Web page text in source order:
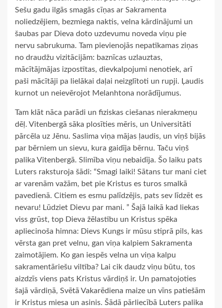
Sešu gadu ilgās smagās cīņas ar Sakramenta
noliedzējiem, bezmiega naktis, velna kārdinājumi un
šaubas par Dieva doto uzdevumu noveda viņu pie
nervu sabrukuma. Tam pievienojās nepatīkamas ziņas
no draudžu vizitācijām: baznīcas uzlauztas,
mācītājmājas izpostītas, dievkalpojumi nenotiek, arī
paši mācītāji pa lielākai daļai neizglītoti un rupji. Ļaudis
kurnot un neievērojot Melanhtona norādījumus.
Tam klāt nāca parādi un fiziskas ciešanas nierakmeņu
dēļ. Vitenbergā sāka plosīties mēris, un Universitāti
pārcēla uz Jēnu. Saslima viņa mājas ļaudis, un viņš bijās
par bērniem un sievu, kura gaidīja bērnu. Taču viņš
palika Vitenbergā. Slimība viņu nebaidīja. Šo laiku pats
Luters raksturoja šādi: “Smagi laiki! Sātans tur mani ciet
ar varenām važām, bet pie Kristus es turos smalkā
pavedienā. Citiem es esmu palīdzējis, pats sev līdzēt es
nevaru! Lūdziet Dievu par mani. ” Šajā laikā kad liekas
viss grūst, top Dieva žēlastību un Kristus spēka
apliecinoša himna: Dievs Kungs ir mūsu stiprā pils, kas
vērsta gan pret velnu, gan viņa kalpiem Sakramenta
zaimotājiem. Ko gan iespēs velna un viņa kalpu
sakramentāriešu viltība? Lai cik daudz viņu būtu, tos
aizdzīs viens pats Kristus vārdiņš ir. Un pamatojoties
šajā vārdiņā, Svētā Vakarēdiena maize un vīns patiešām
ir Kristus miesa un asinis. Šādā pārliecībā Luters palika